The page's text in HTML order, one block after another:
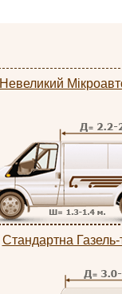
Невеликий
Стандартна Газель-